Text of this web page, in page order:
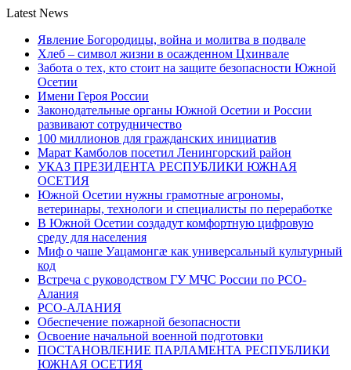
Latest News
Явление Богородицы, война и молитва в подвале
Хлеб – символ жизни в осажденном Цхинвале
Забота о тех, кто стоит на защите безопасности Южной
Осетии
Имени Героя России
Законодательные органы Южной Осетии и России
развивают сотрудничество
100 миллионов для гражданских инициатив
Марат Камболов посетил Ленингорский район
УКАЗ ПРЕЗИДЕНТА РЕСПУБЛИКИ ЮЖНАЯ
ОСЕТИЯ
Южной Осетии нужны грамотные агрономы,
ветеринары, технологи и специалисты по переработке
В Южной Осетии создадут комфортную цифровую
среду для населения
Миф о чаше Уацамонгæ как универсальный культурный
код
Встреча с руководством ГУ МЧС России по РСО-
Алания
РСО-АЛАНИЯ
Обеспечение пожарной безопасности
Освоение начальной военной подготовки
ПОСТАНОВЛЕНИЕ ПАРЛАМЕНТА РЕСПУБЛИКИ
ЮЖНАЯ ОСЕТИЯ